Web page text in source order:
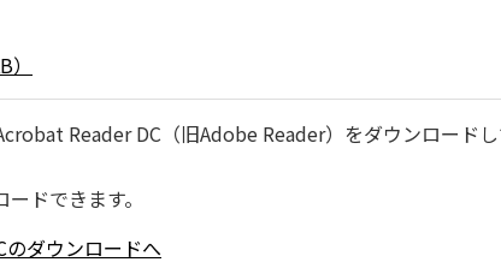
Reader DC（旧Adobe Reader）をダウンロード
ドできます。
ダウンロードへ